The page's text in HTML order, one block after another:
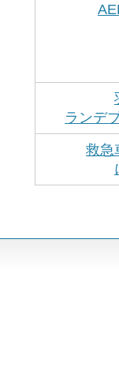
ランデ
救急